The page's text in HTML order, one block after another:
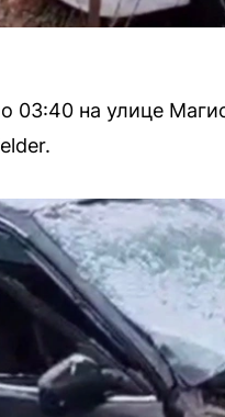
03:40 на улице